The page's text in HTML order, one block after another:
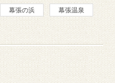
幕張の浜 幕張温泉